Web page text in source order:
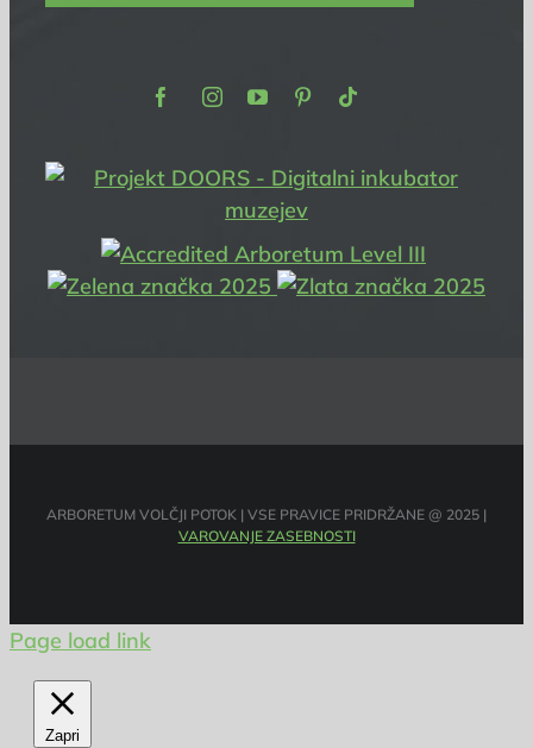
FacebookInstagram
YoutubePinterest
ARBORETUM VOLČJI POTOK | VSE PRAVICE PRIDRŽANE @ 2025 |
VAROVANJE ZASEBNOSTI
Page load link
Zapri